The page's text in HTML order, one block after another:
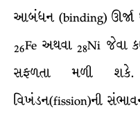
આબંધન (binding) ઊર્જા
26Fe અથવા 28Ni જેવા
સફળતા મળી
વિખંડન(fission)ની